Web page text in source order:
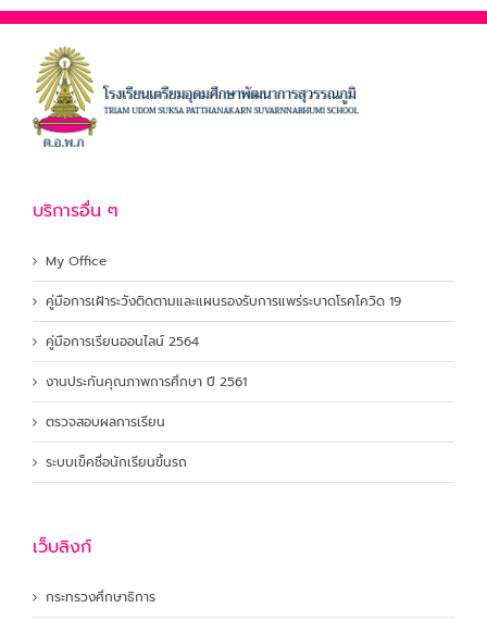
บริการอื่น ๆ
My Office
คู่มือการเฝ้าระวังติดตามและแผนรองรับการแพร่ระบาดโรคโควิด 19
คู่มือการเรียนออนไลน์ 2564
งานประกันคุณภาพการศึกษา ปี 2561
ตรวจสอบผลการเรียน
ระบบเข็คชื่อนักเรียนขึ้นรถ
เว็บลิงก์
กระทรวงศึกษาธิการ